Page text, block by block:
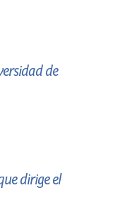
de
dirige el